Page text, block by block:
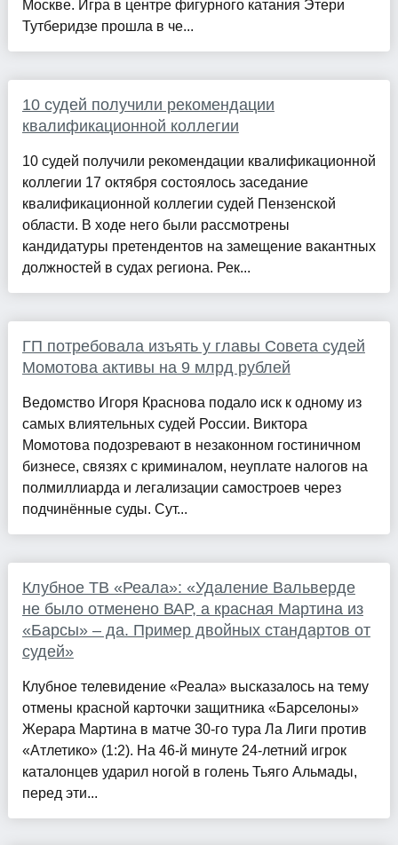
Москве. Игра в центре фигурного катания Этери
Тутберидзе прошла в че...
10 судей получили рекомендации
квалификационной коллегии
10 судей получили рекомендации квалификационной
коллегии 17 октября состоялось заседание
квалификационной коллегии судей Пензенской
области. В ходе него были рассмотрены
кандидатуры претендентов на замещение вакантных
должностей в судах региона. Рек...
ГП потребовала изъять у главы Совета судей
Момотова активы на 9 млрд рублей
Ведомство Игоря Краснова подало иск к одному из
самых влиятельных судей России. Виктора
Момотова подозревают в незаконном гостиничном
бизнесе, связях с криминалом, неуплате налогов на
полмиллиарда и легализации самостроев через
подчинённые суды. Сут...
Клубное ТВ «Реала»: «Удаление Вальверде
не было отменено ВАР, а красная Мартина из
«Барсы» – да. Пример двойных стандартов от
судей»
Клубное телевидение «Реала» высказалось на тему
отмены красной карточки защитника «Барселоны»
Жерара Мартина в матче 30-го тура Ла Лиги против
«Атлетико» (1:2). На 46-й минуте 24-летний игрок
каталонцев ударил ногой в голень Тьяго Альмады,
перед эти...